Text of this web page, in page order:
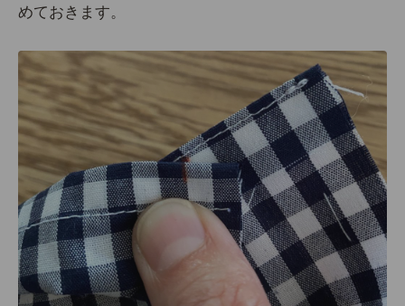
めておきます。